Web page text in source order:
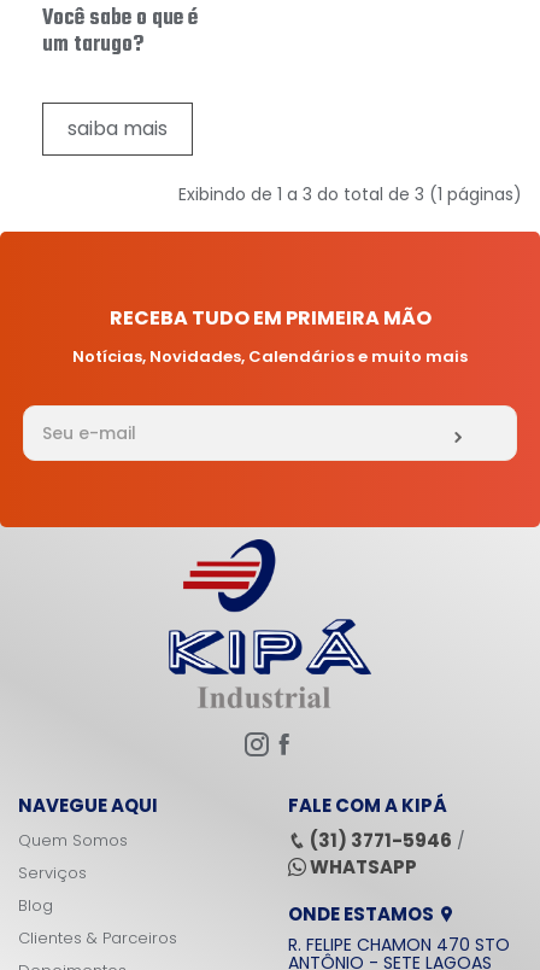
Você sabe o que é
um tarugo?
saiba mais
Exibindo de 1 a 3 do total de 3 (1 páginas)
RECEBA TUDO EM PRIMEIRA MÃO
Notícias, Novidades, Calendários e muito mais
NAVEGUE AQUI
Quem Somos
Serviços
Blog
Clientes & Parceiros
FALE COM A KIPÁ
(31) 3771-5946 /
WHATSAPP
ONDE ESTAMOS
R. FELIPE CHAMON 470 STO
ANTÔNIO - SETE LAGOAS